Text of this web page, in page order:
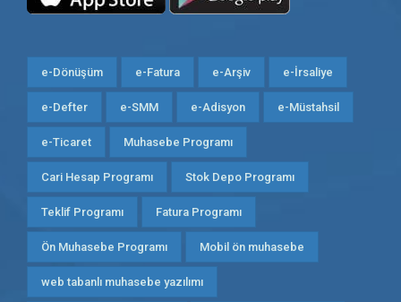
e-Dönüşüm e-Fatura e-Arşiv e-İrsaliye
e-Defter e-SMM e-Adisyon e-Müstahsil
e-Ticaret Muhasebe Programı
Cari Hesap Programı Stok Depo Programı
Teklif Programı Fatura Programı
Ön Muhasebe Programı Mobil ön muhasebe
web tabanlı muhasebe yazılımı